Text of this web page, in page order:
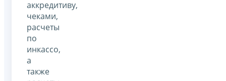
аккредитиву,
чеками,
расчеты
по
инкассо,
а
также